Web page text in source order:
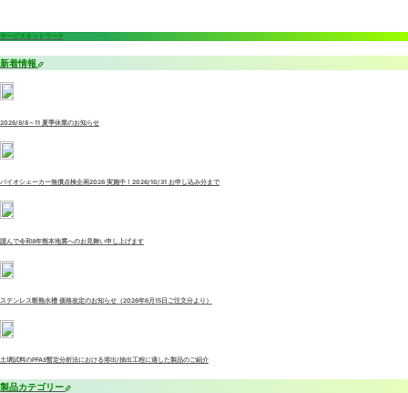
サービスネットワーク
新着情報
2026/8/8～11 夏季休業のお知らせ
バイオシェーカー無償点検企画2026 実施中！2026/10/31 お申し込み分まで
謹んで令和8年熊本地震へのお見舞い申し上げます
ステンレス断熱水槽 価格改定のお知らせ（2026年6月15日ご注文分より）
土壌試料のPFAS暫定分析法における溶出/抽出工程に適した製品のご紹介
製品カテゴリー